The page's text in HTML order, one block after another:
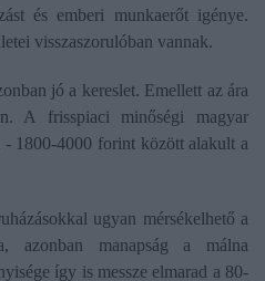
és emberi munkaerőt igénye.
visszaszorulóban vannak.
jó a kereslet. Emellett az ára
A frisspiaci minőségi magyar
1800-4000 forint között alakult a
ugyan mérsékelhető a
azonban manapság a málna
így is messze elmarad a 80-